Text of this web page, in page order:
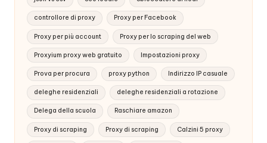
controllore di proxy Proxy per Facebook
Proxy per più account Proxy per lo scraping del web
Proxyium proxy web gratuito Impostazioni proxy
Prova per procura proxy python Indirizzo IP casuale
deleghe residenziali deleghe residenziali a rotazione
Delega della scuola Raschiare amazon
Proxy di scraping Proxy di scraping Calzini 5 proxy